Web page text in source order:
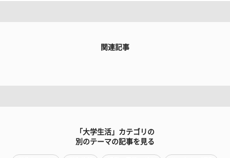
関連記事
「大学生活」カテゴリの
別のテーマの記事を見る